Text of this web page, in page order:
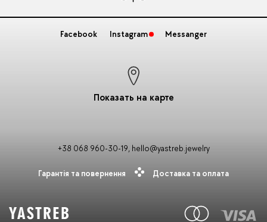
Facebook Instagram Messanger
Показать на карте
+38 068 960-30-19, hello@yastreb.jewelry
Гарантія та повернення Доставка та оплата